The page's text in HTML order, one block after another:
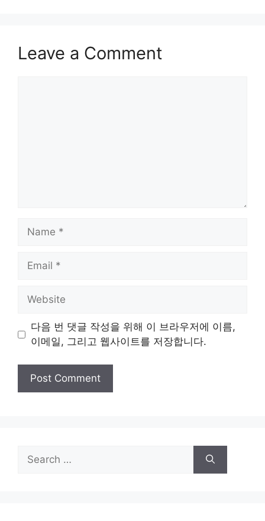
Leave a Comment
Name
Email
Website
다음 번 댓글 작성을 위해 이 브라우저에 이름,
이메일, 그리고 웹사이트를 저장합니다.
for: